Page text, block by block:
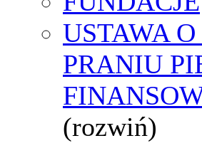
USTAWA
PRANIU
(rozwiń)